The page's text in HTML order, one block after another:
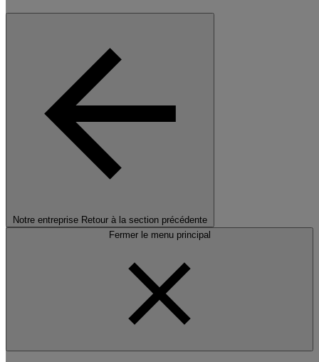
Notre entreprise Retour à la section précédente
Fermer le menu principal